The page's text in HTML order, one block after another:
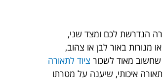
הנדרשת לכם ומצד שני,
מנורות באור לבן או צהוב,
שחשוב מאוד לשכור ציוד לתאורה
איכותי, שיענה על מטרתו